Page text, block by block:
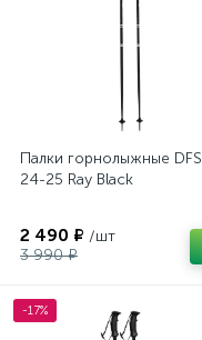
Палки горнолыжные DFS
24-25 Ray Black
2 490 ₽ /шт
3 990 ₽
-17%